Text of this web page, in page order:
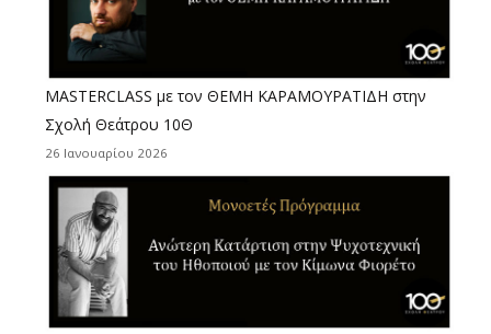
MASTERCLASS με τον ΘΕΜΗ ΚΑΡΑΜΟΥΡΑΤΙΔΗ στην
Σχολή Θεάτρου 10Θ
26 Ιανουαρίου 2026